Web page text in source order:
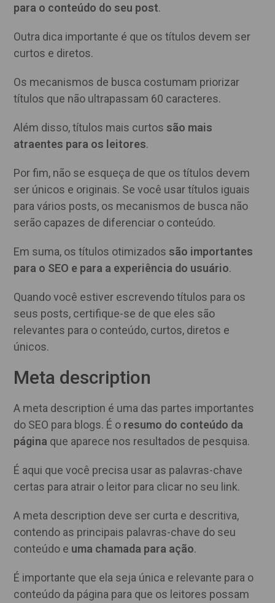
para o conteúdo do seu post.
Outra dica importante é que os títulos devem ser
curtos e diretos.
Os mecanismos de busca costumam priorizar
títulos que não ultrapassam 60 caracteres.
Além disso, títulos mais curtos são mais
atraentes para os leitores.
Por fim, não se esqueça de que os títulos devem
ser únicos e originais. Se você usar títulos iguais
para vários posts, os mecanismos de busca não
serão capazes de diferenciar o conteúdo.
Em suma, os títulos otimizadossão importantes
para o SEO e para a experiência do usuário.
Quando você estiver escrevendo títulos para os
seus posts, certifique-se de que eles são
relevantes para o conteúdo, curtos, diretos e
únicos.
Meta description
A meta description é uma das partes importantes
do SEO para blogs. É o resumo do conteúdo da
página que aparece nos resultados de pesquisa.
É aqui que você precisa usar as palavras-chave
certas para atrair o leitor para clicar no seu link.
A meta description deve ser curta e descritiva,
contendo as principais palavras-chave do seu
conteúdo e uma chamada para ação.
É importante que ela seja única e relevante para o
conteúdo da página para que os leitores possam